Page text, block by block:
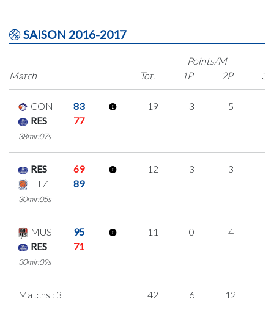
SAISON 2016-2017
Match
Points/M
Tot.
1P 2P 3P
CON
83
RES
77
38min07s
19 3 5
RES
69
ETZ
89
30min05s
12 3 3
MUS
95
RES
71
30min09s
11 0 4
Matchs : 3 42 6 12